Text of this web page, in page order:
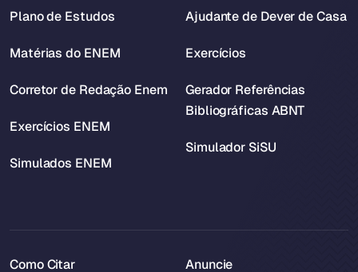
Plano de Estudos
Matérias do ENEM
Corretor de Redação Enem
Exercícios ENEM
Simulados ENEM
Ajudante de Dever de Casa
Exercícios
Gerador Referências
Bibliográficas ABNT
Simulador SiSU
Como Citar Anuncie